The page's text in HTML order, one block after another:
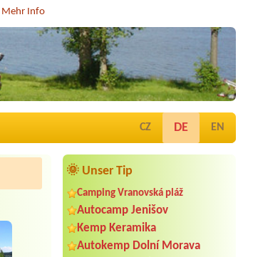
Mehr Info
CZ DE EN
🌞 Unser Tip
Camping Vranovská pláž
Autocamp Jenišov
Kemp Keramika
Autokemp Dolní Morava